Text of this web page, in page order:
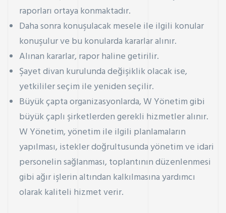
raporları ortaya konmaktadır.
Daha sonra konuşulacak mesele ile ilgili konular
konuşulur ve bu konularda kararlar alınır.
Alınan kararlar, rapor haline getirilir.
Şayet divan kurulunda değişiklik olacak ise,
yetkililer seçim ile yeniden seçilir.
Büyük çapta organizasyonlarda, W Yönetim gibi
büyük çaplı şirketlerden gerekli hizmetler alınır.
W Yönetim, yönetim ile ilgili planlamaların
yapılması, istekler doğrultusunda yönetim ve idari
personelin sağlanması, toplantının düzenlenmesi
gibi ağır işlerin altından kalkılmasına yardımcı
olarak kaliteli hizmet verir.